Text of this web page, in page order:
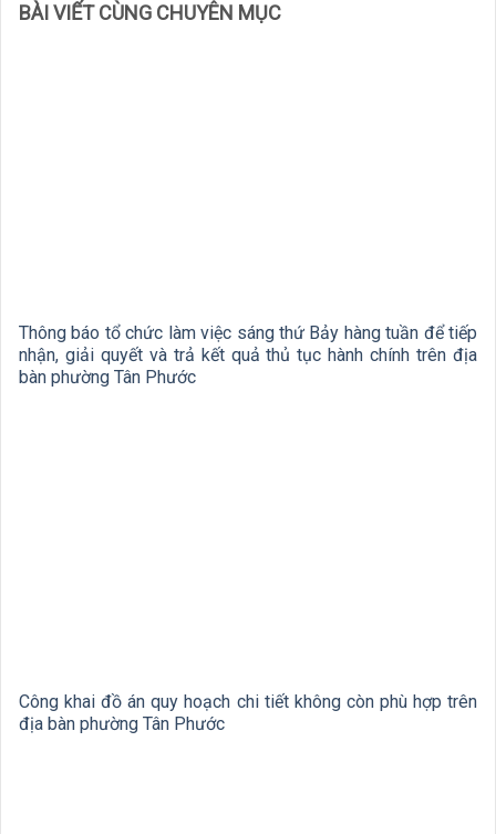
BÀI VIẾT CÙNG CHUYÊN MỤC
Thông báo tổ chức làm việc sáng thứ Bảy hàng tuần để tiếp
nhận, giải quyết và trả kết quả thủ tục hành chính trên địa
bàn phường Tân Phước
Công khai đồ án quy hoạch chi tiết không còn phù hợp trên
địa bàn phường Tân Phước